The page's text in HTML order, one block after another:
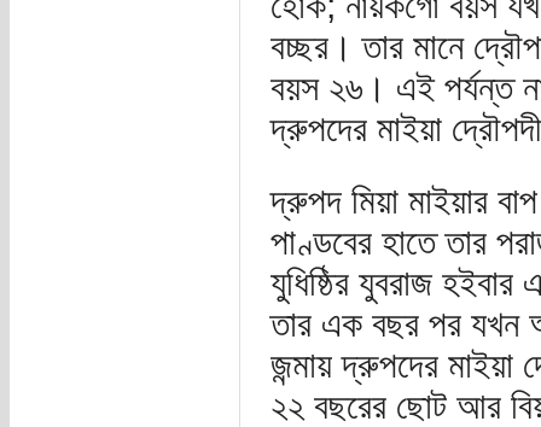
বচ্ছর। তার মানে
বয়স ২৬। এই পর্যন্ত
দ্রুপদের মাইয়া
দ্রুপদ মিয়া মাইয়ার
পাণ্ডবের হাতে তার
যুধিষ্ঠির যুবরাজ
তার এক বছর পর যখন
জন্মায় দ্রুপদের মাইয়া
২২ বছরের ছোট আর